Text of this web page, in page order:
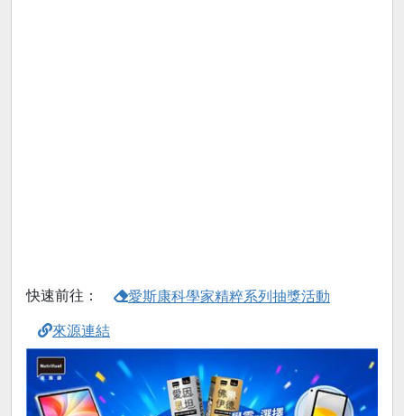
快速前往： 愛斯康科學家精粹系列抽獎活動
來源連結